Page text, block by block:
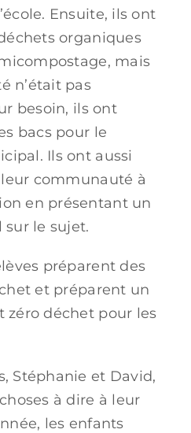
Ensuite, ils ont
organiques
mais
n’était pas
besoin, ils ont
bacs pour le
Ils ont aussi
communauté à
en présentant un
le sujet.
préparent des
et préparent un
déchet pour les
Stéphanie et David,
à dire à leur
les enfants